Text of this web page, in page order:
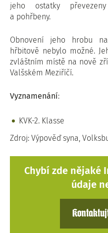
jeho ostatky
a pohřbeny.
Obnovení jeho hrobu
hřbitově nebylo možné.
zvláštním místě na nově
Valšském Meziříčí.
Vyznamenání:
KVK-2. Klasse
Zdroj: Výpověď syna,
Chybí zde nějaké
údaje